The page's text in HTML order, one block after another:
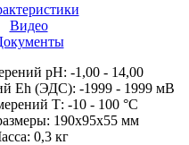
Видео
pH: -1,00 - 14,00
Eh (ЭДС): -1999 - 1999 мВ
Т: -10 - 100 °С
190x95x55 мм
0,3 кг